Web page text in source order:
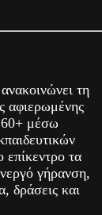
τη
αφιερωμένης
60+ μέσω
τα
γήρανση,
δράσεις και